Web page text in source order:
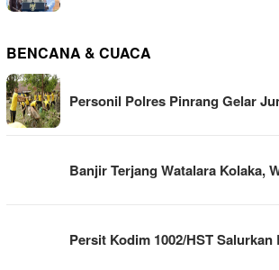
BENCANA & CUACA
Personil Polres Pinrang Gelar
Banjir Terjang Watalara Kolaka,
Persit Kodim 1002/HST